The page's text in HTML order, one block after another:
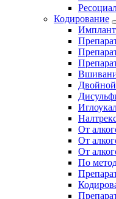
Кодирование
От
От
От
По